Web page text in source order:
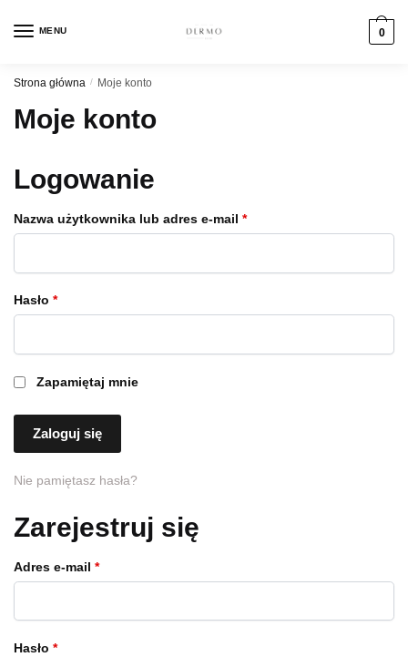
MENU 0
Strona główna / Moje konto
Moje konto
Logowanie
Nazwa użytkownika lub adres e-mail *Wymagane
Hasło *Wymagane
Zapamiętaj mnie
Zaloguj się
Nie pamiętasz hasła?
Zarejestruj się
Adres e-mail *Wymagane
Hasło *Wymagane